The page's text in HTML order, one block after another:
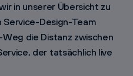
in unserer Übersicht zu
Service-Design-Team
die Distanz zwischen
der tatsächlich live